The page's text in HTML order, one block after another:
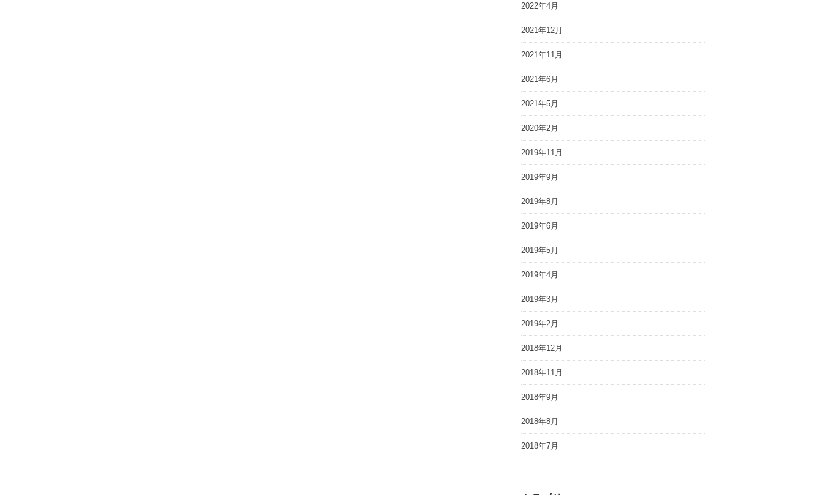
2022年4月
2021年12月
2021年11月
2021年6月
2021年5月
2020年2月
2019年11月
2019年9月
2019年8月
2019年6月
2019年5月
2019年4月
2019年3月
2019年2月
2018年12月
2018年11月
2018年9月
2018年8月
2018年7月